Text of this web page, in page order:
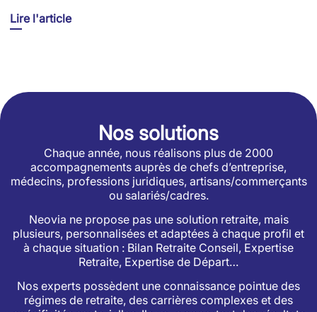
Lire l'article
Nos solutions
Chaque année, nous réalisons plus de 2000
accompagnements auprès de chefs d’entreprise,
médecins, professions juridiques, artisans/commerçants
ou salariés/cadres.
Neovia ne propose pas une solution retraite, mais
plusieurs, personnalisées et adaptées à chaque profil et
à chaque situation : Bilan Retraite Conseil, Expertise
Retraite, Expertise de Départ…
Nos experts possèdent une connaissance pointue des
régimes de retraite, des carrières complexes et des